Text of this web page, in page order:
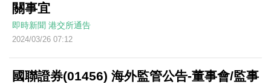
關事宜
即時新聞 港交所通告
2024/03/26 07:12
國聯證券(01456) 海外監管公告-董事會/監事